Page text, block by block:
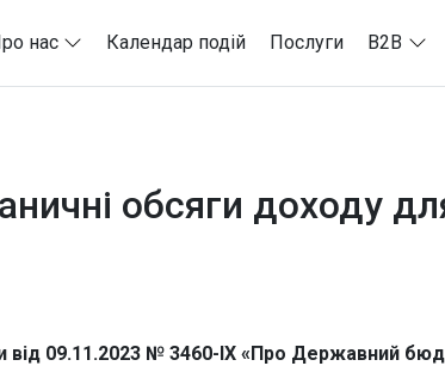
нас Календар подій Послуги B2B
обсяги доходу
від 09.11.2023 № 3460-IX «Про Державний